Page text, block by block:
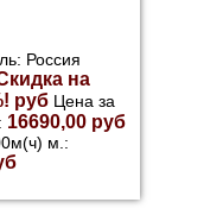
Россия
на
руб Цена за
16690,00 руб
м.: